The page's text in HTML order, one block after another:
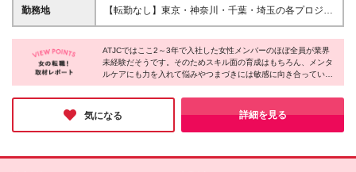
6ヶ月 ※上記には固定残業代（33,784円～／20時間
方の経験フェーズは不問です。 ＜各種手当＞ 住宅手
当／家族手当／資格手当／特別手当など 昇給：年2回
賞与：年1回（業績連動） ※会社業績および個人評価
勤務地
【転勤なし】東京・神奈川・千葉・埼玉の各プロジェ
クト先での勤務【直行直帰OK】 ※工事現場もしくは
事業所に直行直帰となります。 【東京オフィス】★
市ヶ谷駅から徒歩1分 東京都千代田区九段北4-1-9 市
ヶ谷MSビル7階 ※研修は本社近くのグループ会社での
実施となります。
ATJCではここ2～3年で入社した女性メンバーのほぼ全員が業界
未経験だそうです。そのためスキル面の育成はもちろん、メンタ
ルケアにも力を入れて悩みやつまづきには敏感に向き合っている
のだとか。また女性営業職や育休中の女性エンジニアも在籍中
で、働き方も柔軟に対応しているそうです。初心者から将来を見
据えた新しいキャリアをスタートしたいなら、万全のサポート体
制が整った同社にチャレンジしてみてはいかがでしょうか。
気になる 詳細を見る